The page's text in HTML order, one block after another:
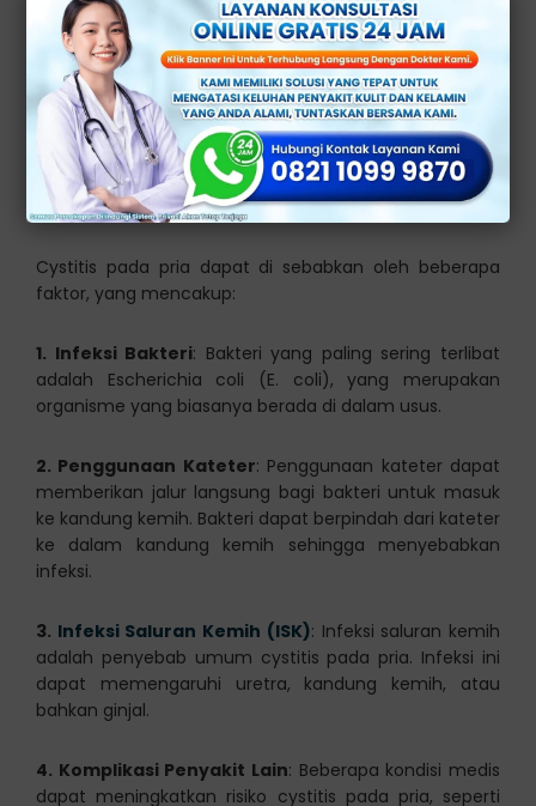
Di sisi lain, pria memiliki uretra yang lebih panjang, yang
seharusnya dapat memberikan perlindungan
tambahan. Namun, pria juga dapat mengalamicystitis
dan dalam beberapa kasus, penyebabnya mungkin
lebih kompleks.
Penyebab Cystitis
Cystitis pada pria dapat di sebabkan oleh beberapa
faktor, yang mencakup:
1. Infeksi Bakteri: Bakteri yang paling sering terlibat
adalah Escherichia coli (E. coli), yang merupakan
organisme yang biasanya berada di dalam usus.
2. Penggunaan Kateter: Penggunaan kateter dapat
memberikan jalur langsung bagi bakteri untuk masuk
ke kandung kemih. Bakteri dapat berpindah dari kateter
ke dalam kandung kemih sehingga menyebabkan
infeksi.
3. Infeksi Saluran Kemih (ISK): Infeksi saluran kemih
adalah penyebab umum cystitis pada pria. Infeksi ini
dapat memengaruhi uretra, kandung kemih, atau
bahkan ginjal.
4. Komplikasi Penyakit Lain: Beberapa kondisi medis
dapat meningkatkan risiko cystitis pada pria, seperti